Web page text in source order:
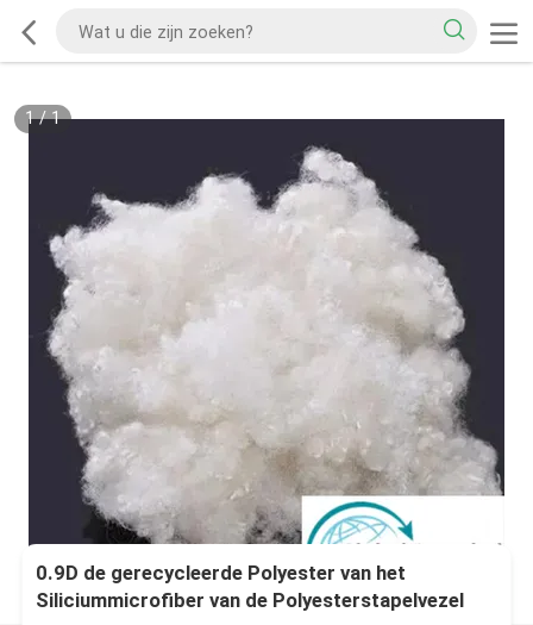
1/1
0.9D de gerecycleerde Polyester van het
Siliciummicrofiber van de Polyesterstapelvezel